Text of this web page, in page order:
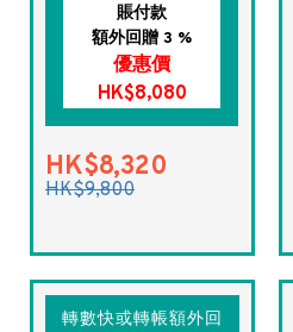
賬付款
額外回贈 3 %
優惠價
HK$8,080
HK$8,320
HK$9,800
轉數快或轉帳額外回